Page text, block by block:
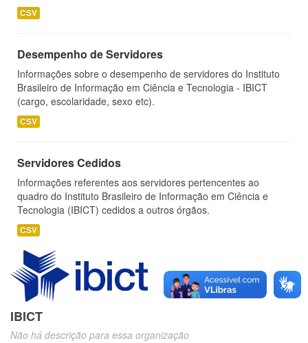
CSV
Desempenho de Servidores
Informações sobre o desempenho de servidores do Instituto
Brasileiro de Informação em Ciência e Tecnologia - IBICT
(cargo, escolaridade, sexo etc).
CSV
Servidores Cedidos
Informações referentes aos servidores pertencentes ao
quadro do Instituto Brasileiro de Informação em Ciência e
Tecnologia (IBICT) cedidos a outros órgãos.
CSV
IBICT
Não há descrição para essa organização